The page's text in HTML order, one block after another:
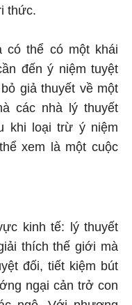
thức.
có thể có một khái
đến ý niệm tuyệt
giả thuyết về một
các nhà lý thuyết
khi loại trừ ý niệm
xem là một cuộc
thích thế giới mà
đối, tiết kiệm bút
ngại cản trở con
ngộ. Với phương